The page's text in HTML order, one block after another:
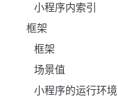
小程序内索引
框架
框架
场景值
小程序的运行环境